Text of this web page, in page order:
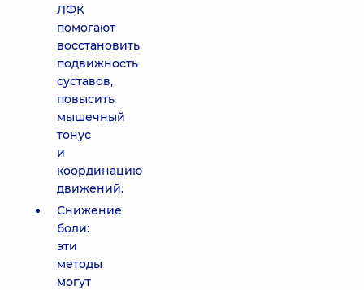
ЛФК
помогают
восстановить
подвижность
суставов,
повысить
мышечный
тонус
и
координацию
движений.
Снижение
боли:
эти
методы
могут